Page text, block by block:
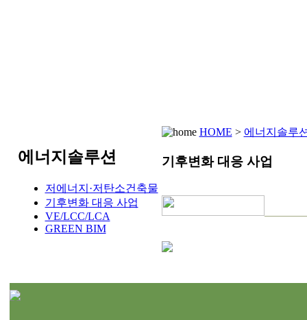
에너지솔루션
저에너지·저탄소건축물
기후변화 대응 사업
VE/LCC/LCA
GREEN BIM
HOME > 에너지솔루
기후변화 대응 사업